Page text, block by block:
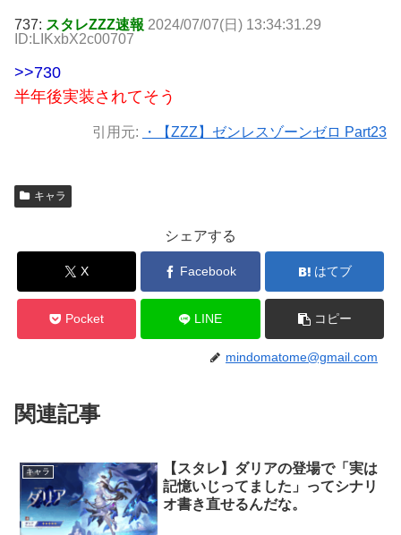
737: スタレZZZ速報 2024/07/07(日) 13:34:31.29
ID:LIKxbX2c00707
>>730
半年後実装されてそう
引用元: ・【ZZZ】ゼンレスゾーンゼロ Part23
キャラ
シェアする
X Facebook はてブ
Pocket LINE コピー
mindomatome@gmail.com
関連記事
キャラ
【スタレ】ダリアの登場で「実は
記憶いじってました」ってシナリ
オ書き直せるんだな。